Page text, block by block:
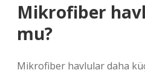
Mikrofiber
mu?
Mikrofiber havlular daha